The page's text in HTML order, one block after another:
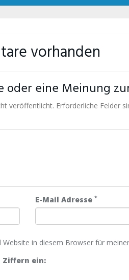
vorhanden
oder eine Meinung
veröffentlicht. Erforderliche Felder
E-Mail Adresse *
Website in diesem Browser für
ein: